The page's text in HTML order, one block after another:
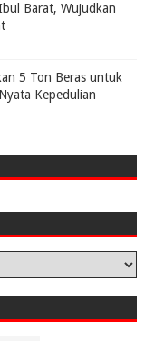
Barat, Wujudkan
5 Ton Beras untuk
Kepedulian